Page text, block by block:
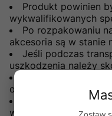
Produkt powinien
wykwalifikowanych
Po rozpakowaniu
akcesoria są w stanie
Jeśli podczas
uszkodzenia należy
obrażenia ciała
W przypadku
ważność